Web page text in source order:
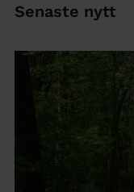
Senaste nytt